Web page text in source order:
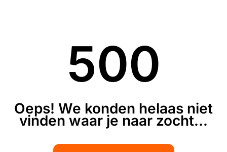
500
Oeps! We konden helaas niet
vinden waar je naar zocht...